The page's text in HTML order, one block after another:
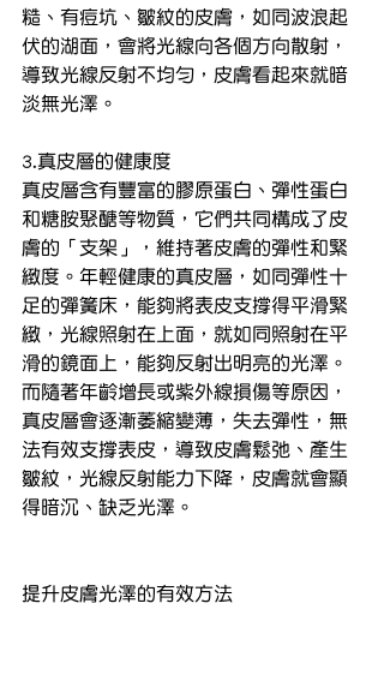
糙、有痘坑、皺紋的皮膚，如同波浪起
伏的湖面，會將光線向各個方向散射，
導致光線反射不均勻，皮膚看起來就暗
淡無光澤。
3.真皮層的健康度
真皮層含有豐富的膠原蛋白、彈性蛋白
和糖胺聚醣等物質，它們共同構成了皮
膚的「支架」，維持著皮膚的彈性和緊
緻度。年輕健康的真皮層，如同彈性十
足的彈簧床，能夠將表皮支撐得平滑緊
緻，光線照射在上面，就如同照射在平
滑的鏡面上，能夠反射出明亮的光澤。
而隨著年齡增長或紫外線損傷等原因，
真皮層會逐漸萎縮變薄，失去彈性，無
法有效支撐表皮，導致皮膚鬆弛、產生
皺紋，光線反射能力下降，皮膚就會顯
得暗沉、缺乏光澤。
提升皮膚光澤的有效方法